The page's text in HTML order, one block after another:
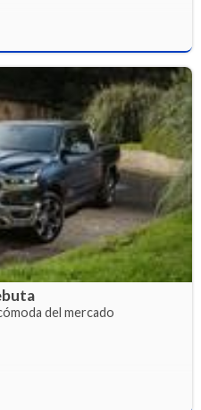
del mercado